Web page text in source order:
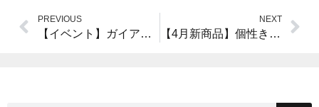
PREVIOUS
【イベント】ガイアフローウイスキーフェア in 静岡 開催します！
NEXT
【4月新商品】個性きわ立つ4アイテム！